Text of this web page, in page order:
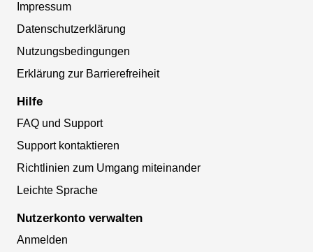
Impressum
Datenschutzerklärung
Nutzungsbedingungen
Erklärung zur Barrierefreiheit
Hilfe
FAQ und Support
Support kontaktieren
Richtlinien zum Umgang miteinander
Leichte Sprache
Nutzerkonto verwalten
Anmelden